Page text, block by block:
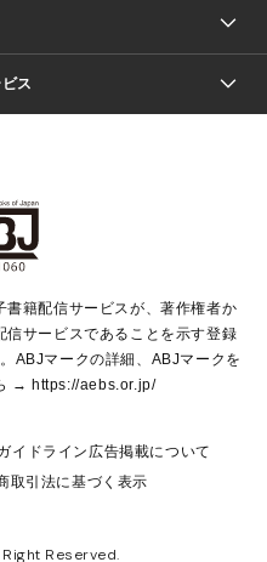
Style Magazine
ス
書籍配信サービスが、著作権者か
信サービスであることを示す登録
ABJマークの詳細、ABJマークを
→ https://aebs.or.jp/
イドライン 広告掲載について
取引法に基づく表示
Right Reserved.